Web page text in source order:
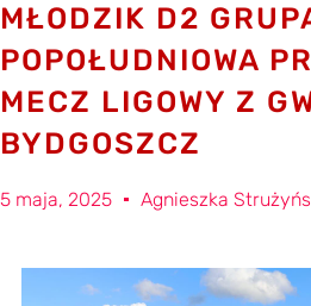
MŁODZIK D2
POPOŁUDNIOWA
MECZ LIGOWY Z
BYDGOSZCZ
5 maja, 2025 Agnieszka